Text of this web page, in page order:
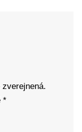
zverejnená.
*